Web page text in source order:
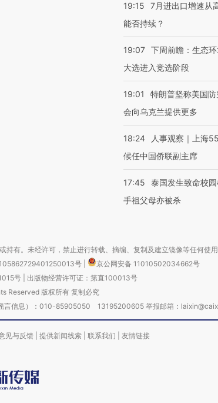
19:15
7月进出口增速从
能否持续？
19:07 下周前瞻：生态
大选进入竞选阶段
19:01
特朗普坚称美国
会向乌克兰提供更多
18:24
人事观察｜上海
候任中国侨联副主席
17:45
泰国发生致命校
手祖父母亦被杀
有。未经许可，禁止进行转载、摘编、复制及建立镜像等任何使用
号
京公网安备 11010502034662号
号| 出版物经营许可证：第直100013号
Reserved 版权所有 复制必究
言信息）：010-85905050 13195200605 举报邮箱：
见与反馈 提供新闻线索 联系我们 友情链接